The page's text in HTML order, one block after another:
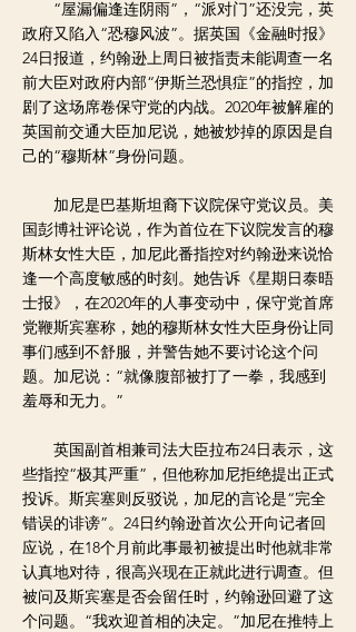
“屋漏偏逢连阴雨”，“派对门”还没完，英
政府又陷入“恐穆风波”。据英国《金融时报》
24日报道，约翰逊上周日被指责未能调查一名
前大臣对政府内部“伊斯兰恐惧症”的指控，加
剧了这场席卷保守党的内战。2020年被解雇的
英国前交通大臣加尼说，她被炒掉的原因是自
己的“穆斯林”身份问题。
加尼是巴基斯坦裔下议院保守党议员。美
国彭博社评论说，作为首位在下议院发言的穆
斯林女性大臣，加尼此番指控对约翰逊来说恰
逢一个高度敏感的时刻。她告诉《星期日泰晤
士报》，在2020年的人事变动中，保守党首席
党鞭斯宾塞称，她的穆斯林女性大臣身份让同
事们感到不舒服，并警告她不要讨论这个问
题。加尼说：“就像腹部被打了一拳，我感到
羞辱和无力。”
英国副首相兼司法大臣拉布24日表示，这
些指控“极其严重”，但他称加尼拒绝提出正式
投诉。斯宾塞则反驳说，加尼的言论是“完全
错误的诽谤”。24日约翰逊首次公开向记者回
应说，在18个月前此事最初被提出时他就非常
认真地对待，很高兴现在正就此进行调查。但
被问及斯宾塞是否会留任时，约翰逊回避了这
个问题。“我欢迎首相的决定。”加尼在推特上